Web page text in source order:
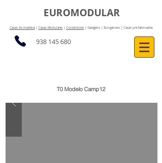
EUROMODULAR
Casas de madeira| Casas Modulares| Contentores| Garagens | Bungalows | Casas pré-fabricadas
938 145 680
T0 Modelo Camp12